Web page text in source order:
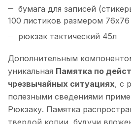
бумага для записей
100 листиков размером
рюкзак тактический 45л
Дополнительным
уникальная Памятка по
чрезвычайных ситуациях, с
полезными сведениями
Рюкзаку. Памятка